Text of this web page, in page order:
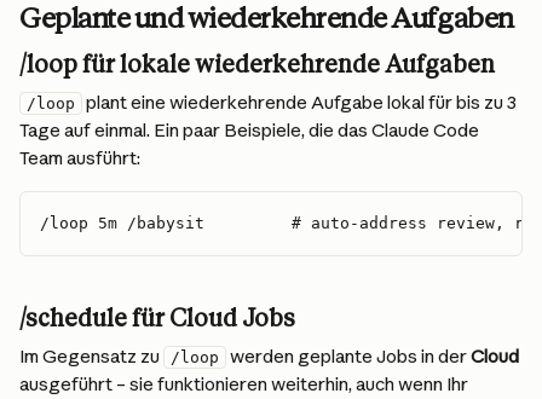
Geplante und wiederkehrende Aufgaben
/loop für lokale wiederkehrende Aufgaben
/loop
plant eine wiederkehrende Aufgabe lokal für bis zu 3
Tage auf einmal. Ein paar Beispiele, die das Claude Code
Team ausführt:
/loop 5m /babysit         # auto-address review,
/schedule für Cloud Jobs
Im Gegensatz zu /loop werden geplante Jobs in der Cloud
ausgeführt – sie funktionieren weiterhin, auch wenn Ihr